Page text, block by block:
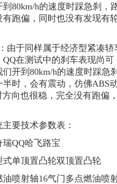
80km/h的速度时踩急刹，
有跑偏，同时也没有发现有
于同样属于经济型紧凑轿
QQ在测试中的刹车表现尚
开到80km/h的速度时踩急
时，会有震动，仿佛ABS
方向也很稳，完全没有跑偏
要技术参数表：
哈飞路宝
单顶置凸轮双顶置凸轮
射轴16气门多点燃油喷